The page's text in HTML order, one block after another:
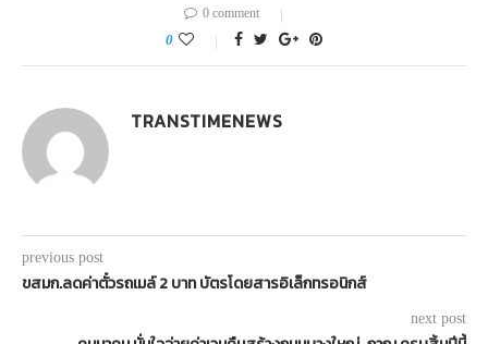
0 comment
0
TRANSTIMENEWS
previous post
ขสมก.ลดค่าตั๋วรถเมล์ 2 บาท บัตรโดยสารอิเล็กทรอนิกส์
next post